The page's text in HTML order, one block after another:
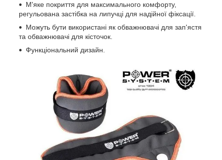
М'яке покриття для максимального комфорту,
регульована застібка на липучці для надійної фіксації.
Можуть бути використані як обважнювачі для зап'ястя
та обважнювачі для кісточок.
Функціональний дизайн.